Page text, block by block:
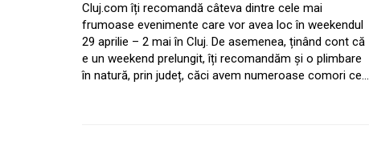
Cluj.com îți recomandă câteva dintre cele mai
frumoase evenimente care vor avea loc în weekendul
29 aprilie – 2 mai în Cluj. De asemenea, ținând cont că
e un weekend prelungit, îți recomandăm și o plimbare
în natură, prin județ, căci avem numeroase comori ce…